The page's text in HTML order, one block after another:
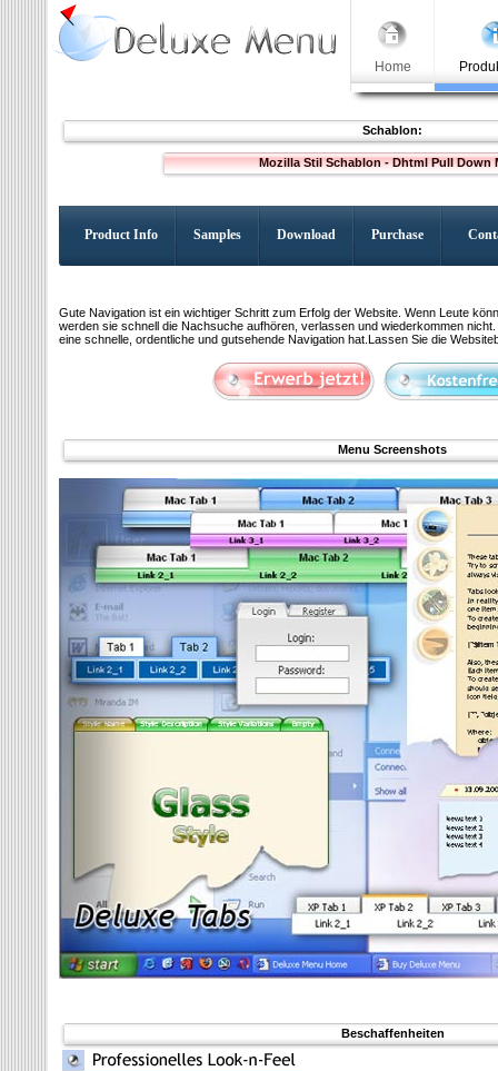
Home
Schablon:
Mozilla Stil Schablon - Dhtml Pull Down
Product Info Samples Download Purchase
Gute Navigation ist ein wichtiger Schritt zum Erfolg der Website. Wenn Leute
werden sie schnell die Nachsuche aufhören, verlassen und wiederkommen
eine schnelle, ordentliche und gutsehende Navigation hat.Lassen Sie die
Menu Screenshots
Beschaffenheiten